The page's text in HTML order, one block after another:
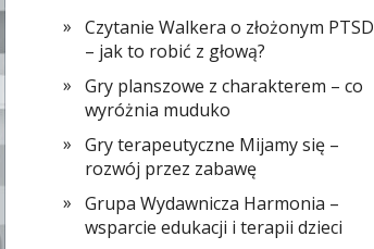
Czytanie Walkera o złożonym PTSD
– jak to robić z głową?
Gry planszowe z charakterem – co
wyróżnia muduko
Gry terapeutyczne Mijamy się –
rozwój przez zabawę
Grupa Wydawnicza Harmonia –
wsparcie edukacji i terapii dzieci